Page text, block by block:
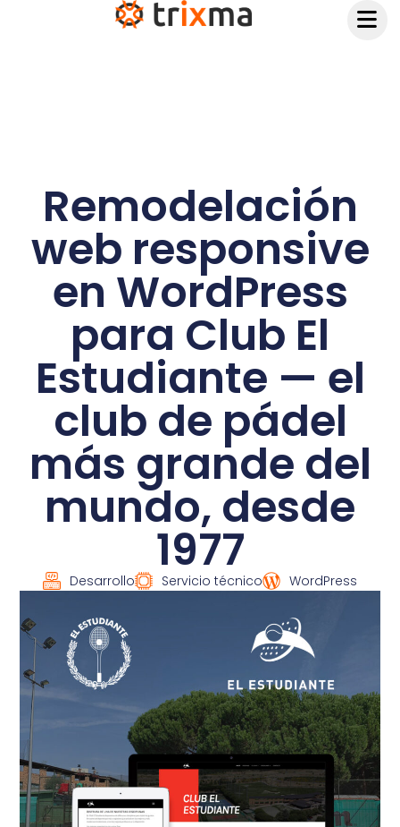
Remodelación
web responsive
en WordPress
para Club El
Estudiante — el
club de pádel
más grande del
mundo, desde
1977
Desarrollo Servicio técnico WordPress